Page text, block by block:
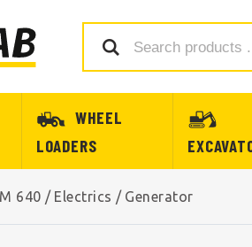
WHEEL
LOADERS
640 / Electrics / Generator